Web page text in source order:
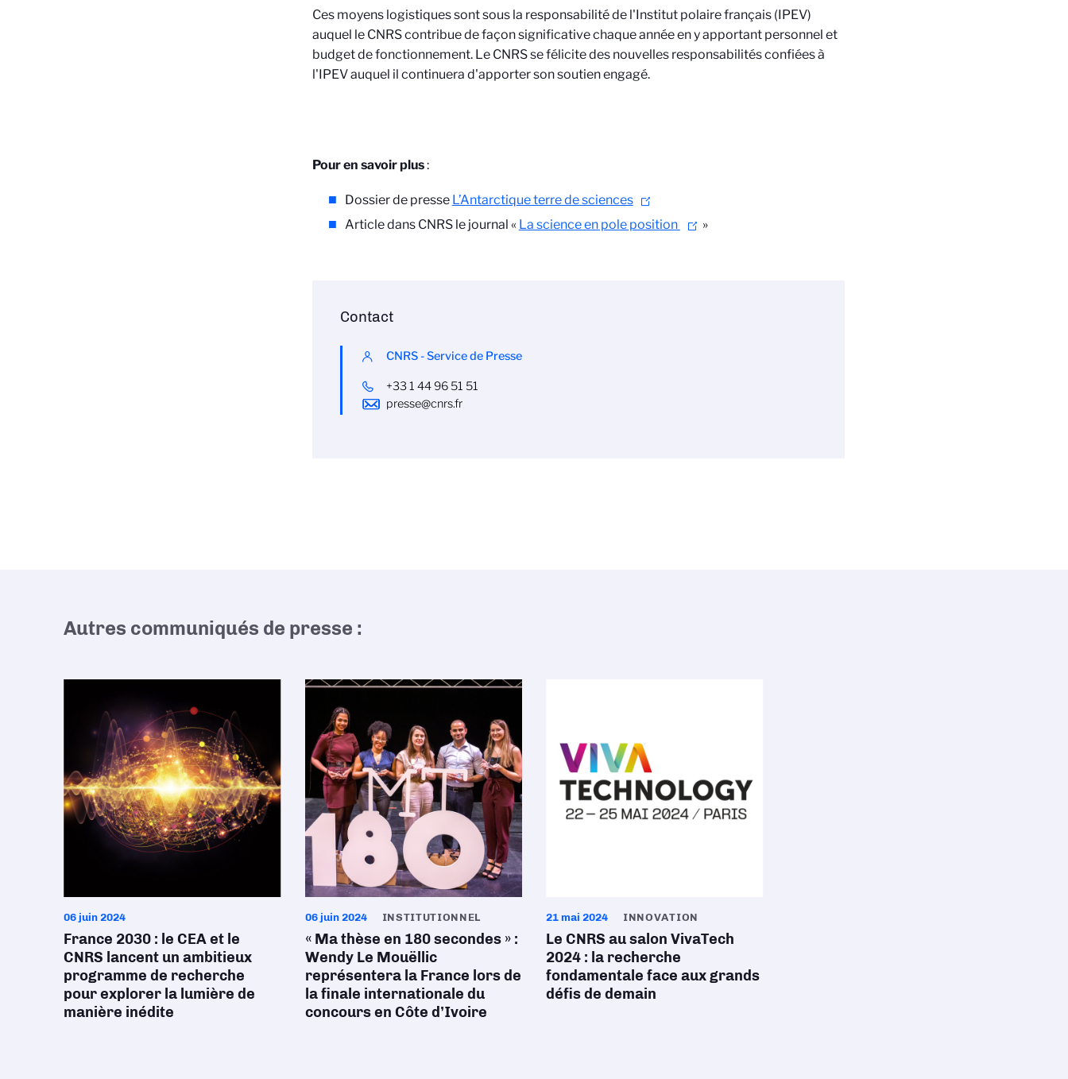
Ces moyens logistiques sont sous la responsabilité de l'Institut polaire français (IPEV)
auquel le CNRS contribue de façon significative chaque année en y apportant personnel et
budget de fonctionnement. Le CNRS se félicite des nouvelles responsabilités confiées à
l'IPEV auquel il continuera d'apporter son soutien engagé.
Pour en savoir plus:
Dossier de presse L’Antarctique terre de sciences
Article dans CNRS le journal « La science en pole position »
Contact
CNRS - Service de Presse
+33 1 44 96 51 51
presse@cnrs.fr
Autres communiqués de presse :
06 juin 2024
France 2030 : le CEA et le
CNRS lancent un ambitieux
programme de recherche
pour explorer la lumière de
manière inédite
06 juin 2024 INSTITUTIONNEL
« Ma thèse en 180 secondes » :
Wendy Le Mouëllic
représentera la France lors de
la finale internationale du
concours en Côte d’Ivoire
21 mai 2024 INNOVATION
Le CNRS au salon VivaTech
2024 : la recherche
fondamentale face aux grands
défis de demain